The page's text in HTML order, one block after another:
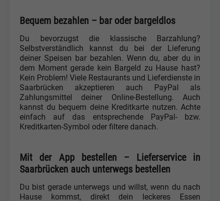
Bequem bezahlen – bar oder bargeldlos
Du bevorzugst die klassische Barzahlung?
Selbstverständlich kannst du bei der Lieferung
deiner Speisen bar bezahlen. Wenn du, aber du in
dem Moment gerade kein Bargeld zu Hause hast?
Kein Problem! Viele Restaurants und Lieferdienste in
Saarbrücken akzeptieren auch PayPal als
Zahlungsmittel deiner Online-Bestellung. Auch
kannst du bequem deine Kreditkarte nutzen. Achte
einfach auf das entsprechende PayPal- bzw.
Kreditkarten-Symbol oder filtere danach.
Mit der App bestellen – Lieferservice in
Saarbrücken auch unterwegs bestellen
Du bist gerade unterwegs und willst, wenn du nach
Hause kommst, direkt dein leckeres Essen